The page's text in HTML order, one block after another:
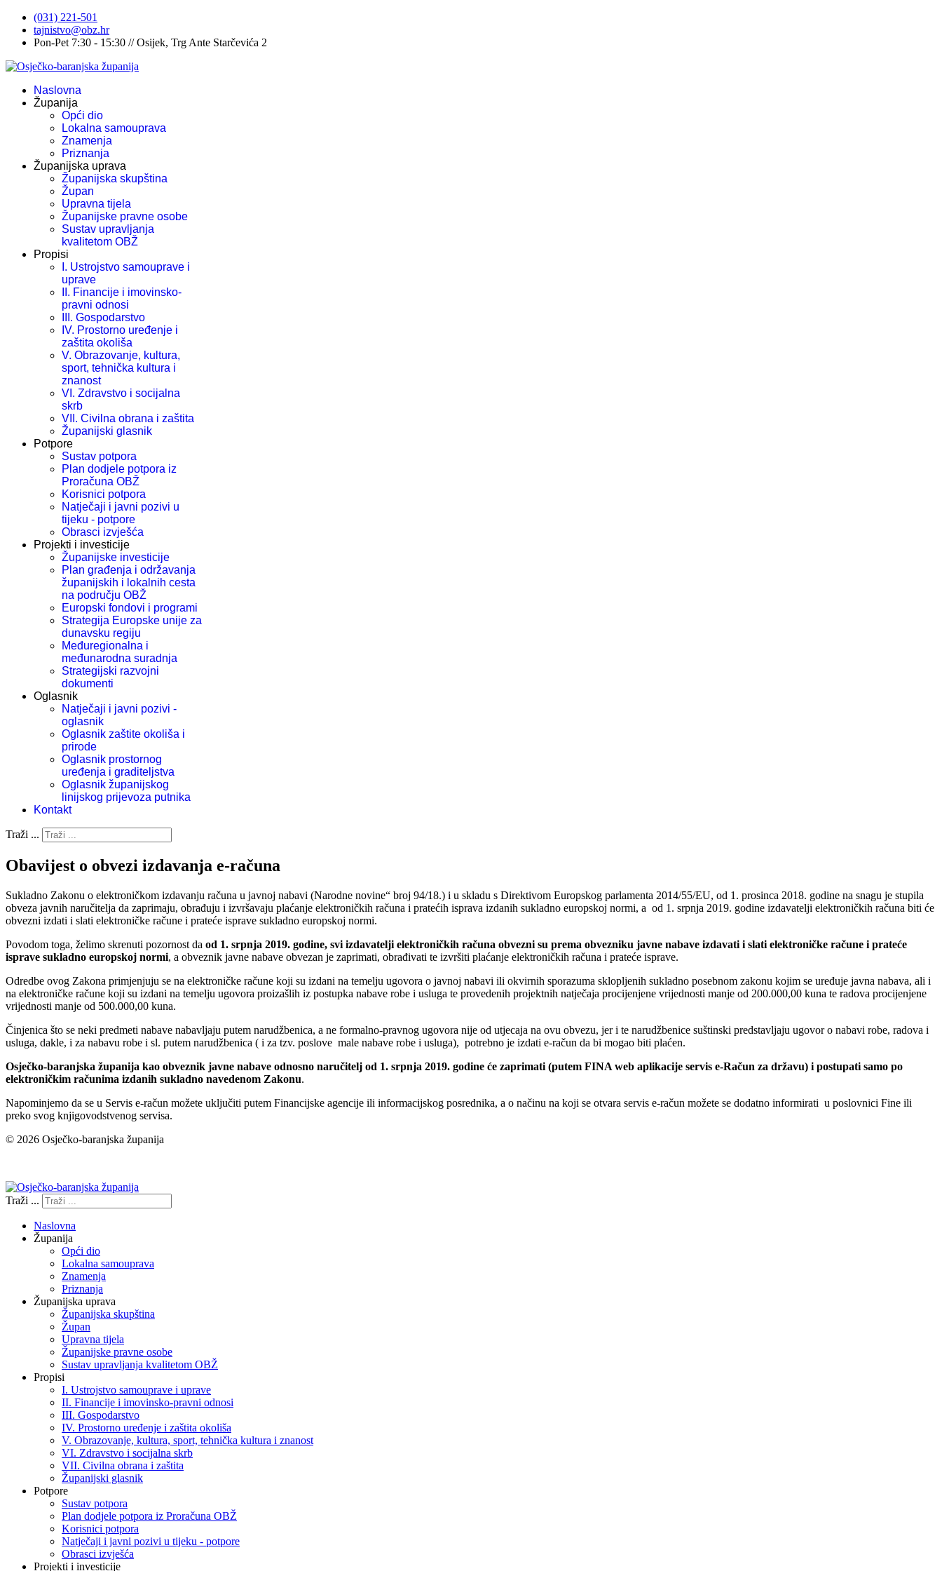
(031) 221-501
tajnistvo@obz.hr
Pon-Pet 7:30 - 15:30 // Osijek, Trg Ante Starčevića 2
Naslovna
Županija
Opći dio
Lokalna samouprava
Znamenja
Priznanja
Županijska uprava
Županijska skupština
Župan
Upravna tijela
Županijske pravne osobe
Sustav upravljanja
kvalitetom OBŽ
Propisi
I. Ustrojstvo samouprave i
uprave
II. Financije i imovinsko-
pravni odnosi
III. Gospodarstvo
IV. Prostorno uređenje i
zaštita okoliša
V. Obrazovanje, kultura,
sport, tehnička kultura i
znanost
VI. Zdravstvo i socijalna
skrb
VII. Civilna obrana i zaštita
Županijski glasnik
Potpore
Sustav potpora
Plan dodjele potpora iz
Proračuna OBŽ
Korisnici potpora
Natječaji i javni pozivi u
tijeku - potpore
Obrasci izvješća
Projekti i investicije
Županijske investicije
Plan građenja i održavanja
županijskih i lokalnih cesta
na području OBŽ
Europski fondovi i programi
Strategija Europske unije za
dunavsku regiju
Međuregionalna i
međunarodna suradnja
Strategijski razvojni
dokumenti
Oglasnik
Natječaji i javni pozivi -
oglasnik
Oglasnik zaštite okoliša i
prirode
Oglasnik prostornog
uređenja i graditeljstva
Oglasnik županijskog
linijskog prijevoza putnika
Kontakt
Traži ...
Obavijest o obvezi izdavanja e-računa
Sukladno Zakonu o elektroničkom izdavanju računa u javnoj nabavi (Narodne novine“ broj 94/18.) i u skladu s Direktivom Europskog parlamenta 2014/55/EU, od 1. prosinca 2018. godine na snagu je stupila
obveza javnih naručitelja da zaprimaju, obrađuju i izvršavaju plaćanje elektroničkih računa i pratećih isprava izdanih sukladno europskoj normi, a od 1. srpnja 2019. godine izdavatelji elektroničkih računa biti će
obvezni izdati i slati elektroničke račune i prateće isprave sukladno europskoj normi.
Povodom toga, želimo skrenuti pozornost da od 1. srpnja 2019. godine, svi izdavatelji elektroničkih računa obvezni su prema obvezniku javne nabave izdavati i slati elektroničke račune i prateće
isprave sukladno europskoj normi, a obveznik javne nabave obvezan je zaprimati, obrađivati te izvršiti plaćanje elektroničkih računa i prateće isprave.
Odredbe ovog Zakona primjenjuju se na elektroničke račune koji su izdani na temelju ugovora o javnoj nabavi ili okvirnih sporazuma sklopljenih sukladno posebnom zakonu kojim se uređuje javna nabava, ali i
na elektroničke račune koji su izdani na temelju ugovora proizašlih iz postupka nabave robe i usluga te provedenih projektnih natječaja procijenjene vrijednosti manje od 200.000,00 kuna te radova procijenjene
vrijednosti manje od 500.000,00 kuna.
Činjenica što se neki predmeti nabave nabavljaju putem narudžbenica, a ne formalno-pravnog ugovora nije od utjecaja na ovu obvezu, jer i te narudžbenice suštinski predstavljaju ugovor o nabavi robe, radova i
usluga, dakle, i za nabavu robe i sl. putem narudžbenica ( i za tzv. poslove male nabave robe i usluga), potrebno je izdati e-račun da bi mogao biti plaćen.
Osječko-baranjska županija kao obveznik javne nabave odnosno naručitelj od 1. srpnja 2019. godine će zaprimati (putem FINA web aplikacije servis e-Račun za državu) i postupati samo po
elektroničkim računima izdanih sukladno navedenom Zakonu.
Napominjemo da se u Servis e-račun možete uključiti putem Financijske agencije ili informacijskog posrednika, a o načinu na koji se otvara servis e-račun možete se dodatno informirati u poslovnici Fine ili
preko svog knjigovodstvenog servisa.
© 2026 Osječko-baranjska županija
Traži ...
Naslovna
Županija
Opći dio
Lokalna samouprava
Znamenja
Priznanja
Županijska uprava
Županijska skupština
Župan
Upravna tijela
Županijske pravne osobe
Sustav upravljanja kvalitetom OBŽ
Propisi
I. Ustrojstvo samouprave i uprave
II. Financije i imovinsko-pravni odnosi
III. Gospodarstvo
IV. Prostorno uređenje i zaštita okoliša
V. Obrazovanje, kultura, sport, tehnička kultura i znanost
VI. Zdravstvo i socijalna skrb
VII. Civilna obrana i zaštita
Županijski glasnik
Potpore
Sustav potpora
Plan dodjele potpora iz Proračuna OBŽ
Korisnici potpora
Natječaji i javni pozivi u tijeku - potpore
Obrasci izvješća
Projekti i investicije